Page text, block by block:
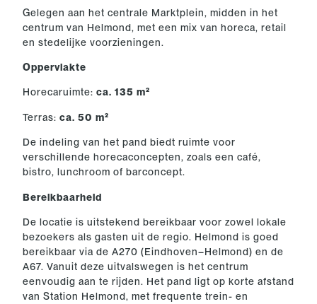
Gelegen aan het centrale Marktplein, midden in het
centrum van Helmond, met een mix van horeca, retail
en stedelijke voorzieningen.
Oppervlakte
Horecaruimte: ca. 135 m²
Terras: ca. 50 m²
De indeling van het pand biedt ruimte voor
verschillende horecaconcepten, zoals een café,
bistro, lunchroom of barconcept.
Bereikbaarheid
De locatie is uitstekend bereikbaar voor zowel lokale
bezoekers als gasten uit de regio. Helmond is goed
bereikbaar via de A270 (Eindhoven–Helmond) en de
A67. Vanuit deze uitvalswegen is het centrum
eenvoudig aan te rijden. Het pand ligt op korte afstand
van Station Helmond, met frequente trein- en